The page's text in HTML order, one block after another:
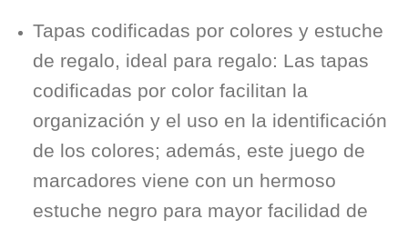
Tapas codificadas por colores y estuche
de regalo, ideal para regalo: Las tapas
codificadas por color facilitan la
organización y el uso en la identificación
de los colores; además, este juego de
marcadores viene con un hermoso
estuche negro para mayor facilidad de